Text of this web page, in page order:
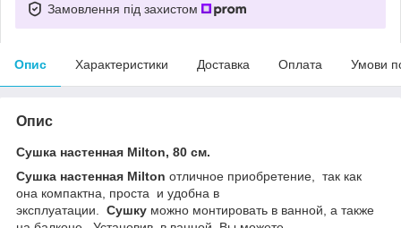
Замовлення під захистом
Опис Характеристики Доставка Оплата Умови
Опис
Сушка настенная Milton, 80 см.
Сушка настенная Milton отличное приобретение, так как
она компактна, проста и удобна в
эксплуатации.
Сушку можно монтировать в ванной, а также